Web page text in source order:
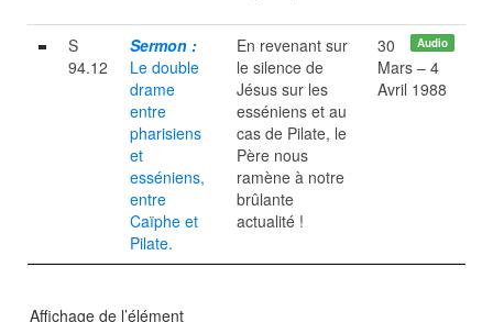
S
94.12
Sermon :
Le double
drame
entre
pharisiens
et
esséniens,
entre
Caïphe et
Pilate.
En revenant sur
le silence de
Jésus sur les
esséniens et au
cas de Pilate, le
Père nous
ramène à notre
brûlante
actualité !
Audio
30
Mars – 4
Avril 1988
Affichage de l’élément